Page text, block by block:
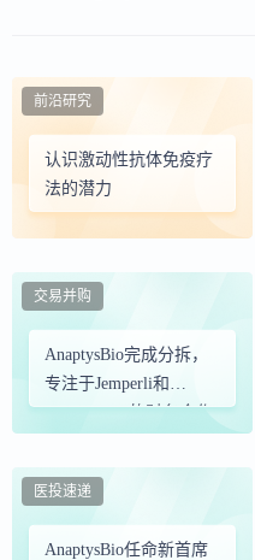
认识激动性抗体免疫疗
法的潜力
前沿研究
AnaptysBio完成分拆，
专注于Jemperli和
imsidolimab的财务合作
交易并购
AnaptysBio任命新首席
医投速递